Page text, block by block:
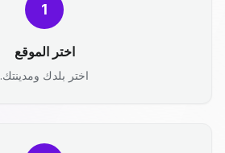
1
اختر الموقع
اختر بلدك ومدينتك.